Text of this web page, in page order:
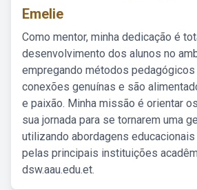
Emelie
Como mentor, minha dedicação é
desenvolvimento dos alunos no
empregando métodos
conexões genuínas e são
e paixão. Minha missão é orientar
sua jornada para se tornarem uma
utilizando abordagens
pelas principais instituições
dsw.aau.edu.et.